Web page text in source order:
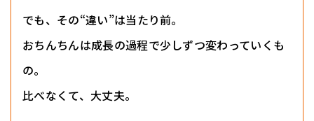
でも、その“違い”は当たり前。
おちんちんは成長の過程で少しずつ変わっていくも
の。
比べなくて、大丈夫。